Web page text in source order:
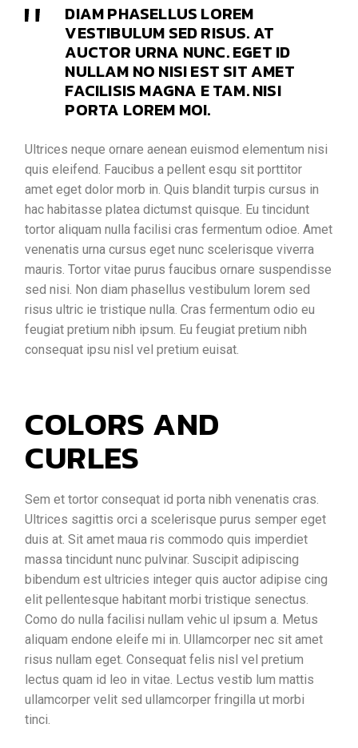
DIAM PHASELLUS LOREM
VESTIBULUM SED RISUS. AT
AUCTOR URNA NUNC. EGET ID
NULLAM NO NISI EST SIT AMET
FACILISIS MAGNA E TAM. NISI
PORTA LOREM MOI.
Ultrices neque ornare aenean euismod elementum nisi
quis eleifend. Faucibus a pellent esqu sit porttitor
amet eget dolor morb in. Quis blandit turpis cursus in
hac habitasse platea dictumst quisque. Eu tincidunt
tortor aliquam nulla facilisi cras fermentum odioe. Amet
venenatis urna cursus eget nunc scelerisque viverra
mauris. Tortor vitae purus faucibus ornare suspendisse
sed nisi. Non diam phasellus vestibulum lorem sed
risus ultric ie tristique nulla. Cras fermentum odio eu
feugiat pretium nibh ipsum. Eu feugiat pretium nibh
consequat ipsu nisl vel pretium euisat.
COLORS AND
CURLES
Sem et tortor consequat id porta nibh venenatis cras.
Ultrices sagittis orci a scelerisque purus semper eget
duis at. Sit amet maua ris commodo quis imperdiet
massa tincidunt nunc pulvinar. Suscipit adipiscing
bibendum est ultricies integer quis auctor adipise cing
elit pellentesque habitant morbi tristique senectus.
Como do nulla facilisi nullam vehic ul ipsum a. Metus
aliquam endone eleife mi in. Ullamcorper nec sit amet
risus nullam eget. Consequat felis nisl vel pretium
lectus quam id leo in vitae. Lectus vestib lum mattis
ullamcorper velit sed ullamcorper fringilla ut morbi
tinci.